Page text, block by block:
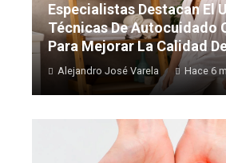
Especialistas Destacan El
Técnicas De Autocuidado
Para Mejorar La Calidad
Alejandro José Varela Hace 6